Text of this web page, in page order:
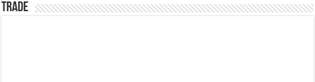
TRADE